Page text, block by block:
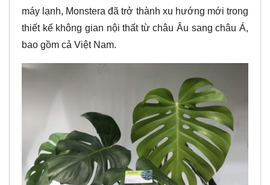
máy lạnh, Monstera đã trở thành xu hướng mới trong
thiết kế không gian nội thất từ châu Âu sang châu Á,
bao gồm cả Việt Nam.